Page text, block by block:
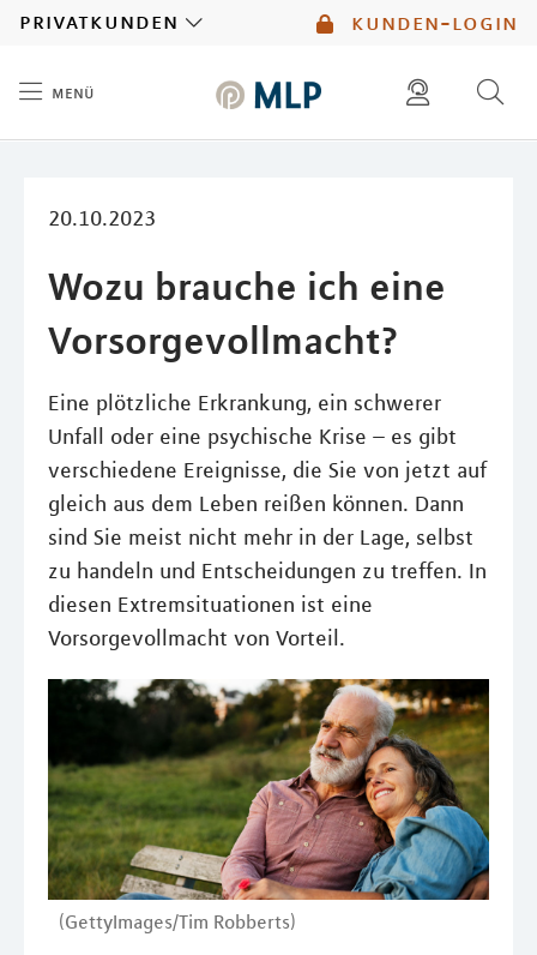
kunden-login
privatkunden
menü
20.10.2023
Wozu brauche ich eine
Vorsorgevollmacht?
Eine plötzliche Erkrankung, ein schwerer
Unfall oder eine psychische Krise – es gibt
verschiedene Ereignisse, die Sie von jetzt auf
gleich aus dem Leben reißen können. Dann
sind Sie meist nicht mehr in der Lage, selbst
zu handeln und Entscheidungen zu treffen. In
diesen Extremsituationen ist eine
Vorsorgevollmacht von Vorteil.
(GettyImages/Tim Robberts)